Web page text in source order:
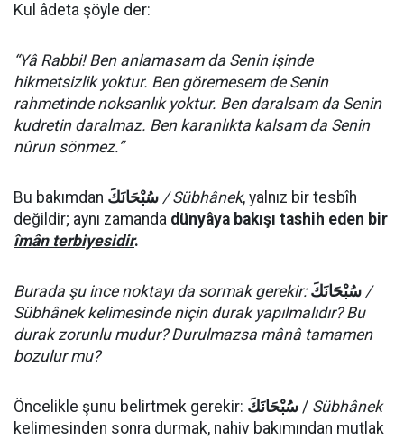
Kul âdeta şöyle der:
“Yâ Rabbi! Ben anlamasam da Senin işinde
hikmetsizlik yoktur. Ben göremesem de Senin
rahmetinde noksanlık yoktur. Ben daralsam da Senin
kudretin daralmaz. Ben karanlıkta kalsam da Senin
nûrun sönmez.”
Bu bakımdan سُبْحَانَكَ / Sübhânek, yalnız bir tesbîh
değildir; aynı zamanda dünyâya bakışı tashih eden bir
îmân terbiyesidir.
Burada şu ince noktayı da sormak gerekir: سُبْحَانَكَ /
Sübhânek kelimesinde niçin durak yapılmalıdır? Bu
durak zorunlu mudur? Durulmazsa mânâ tamamen
bozulur mu?
Öncelikle şunu belirtmek gerekir: سُبْحَانَكَ / Sübhânek
kelimesinden sonra durmak, nahiv bakımından mutlak